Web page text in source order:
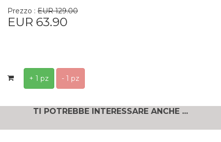
Prezzo : EUR 129.00
EUR 63.90
+ 1 pz - 1 pz
TI POTREBBE INTERESSARE ANCHE ...